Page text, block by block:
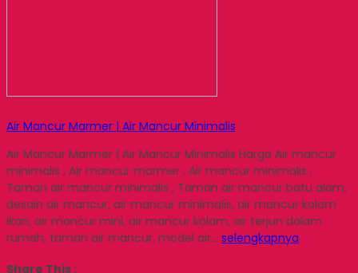
Air Mancur Marmer | Air Mancur Minimalis
Air Mancur Marmer | Air Mancur Minimalis Harga Air mancur
minimalis , Air mancur marmer , Air mancur minimalis ,
Taman air mancur minimalis , Taman air mancur batu alam,
desain air mancur, air mancur minimalis, air mancur kolam
ikan, air mancur mini, air mancur kolam, air terjun dalam
rumah, taman air mancur, model air… selengkapnya
Share This :